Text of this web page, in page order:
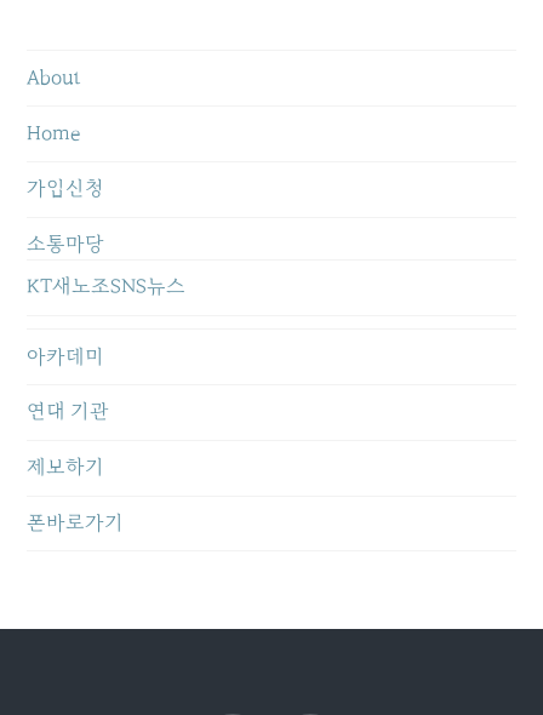
About
Home
가입신청
소통마당
KT새노조SNS뉴스
아카데미
연대 기관
제보하기
폰바로가기